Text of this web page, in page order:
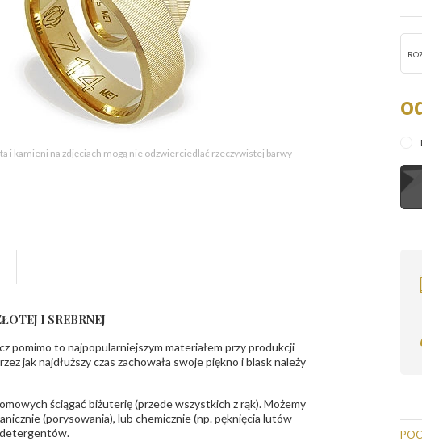
i kamieni na zdjęciach mogą nie odzwierciedlać rzeczywistej barwy
I SREBRNEJ
pomimo to najpopularniejszym materiałem przy produkcji
jak najdłuższy czas zachowała swoje piękno i blask należy
ściągać biżuterię (przede wszystkich z rąk). Możemy
(porysowania), lub chemicznie (np. pęknięcia lutów